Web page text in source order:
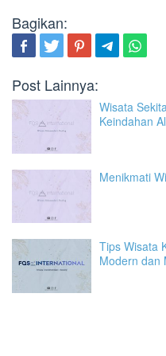
Bagikan:
Post Lainnya:
Wisata
Keindahan
Menikmati
Tips Wisata
Modern dan